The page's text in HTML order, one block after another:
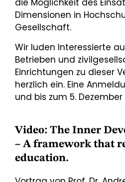
Dimensionen in
Gesellschaft.
Wir luden Interessierte
Betrieben und
Einrichtungen zu dieser
herzlich ein. Eine
und bis zum 5.
Video: The Inner
– A framework that
education.